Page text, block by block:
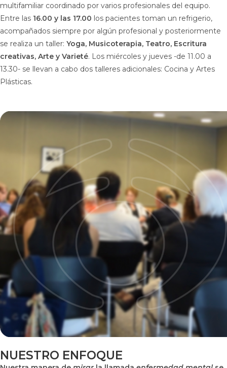
multifamiliar coordinado por varios profesionales del equipo.
Entre las 16.00 y las 17.00 los pacientes toman un refrigerio,
acompañados siempre por algún profesional y posteriormente
se realiza un taller: Yoga, Musicoterapia, Teatro, Escritura
creativas, Arte y Varieté. Los miércoles y jueves -de 11.00 a
13.30- se llevan a cabo dos talleres adicionales: Cocina y Artes
Plásticas.
NUESTRO ENFOQUE